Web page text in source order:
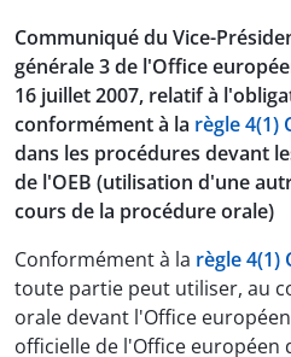
Communiqué du Vice-
générale 3 de l'Office
16 juillet 2007, relatif à
conformément à la règle 4(1)
dans les procédures devant
de l'OEB (utilisation d'une
cours de la procédure orale)
Conformément à la règle 4(1)
toute partie peut utiliser, au
orale devant l'Office
officielle de l'Office européen